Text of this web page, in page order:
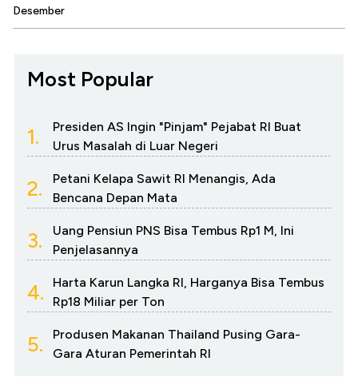
Desember
Most Popular
1.
Presiden AS Ingin "Pinjam" Pejabat RI Buat
Urus Masalah di Luar Negeri
2.
Petani Kelapa Sawit RI Menangis, Ada
Bencana Depan Mata
3.
Uang Pensiun PNS Bisa Tembus Rp1 M, Ini
Penjelasannya
4.
Harta Karun Langka RI, Harganya Bisa Tembus
Rp18 Miliar per Ton
5.
Produsen Makanan Thailand Pusing Gara-
Gara Aturan Pemerintah RI